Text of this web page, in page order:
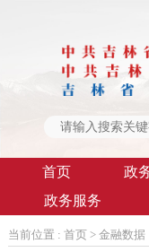
首页 政
政务服务
当前位置 : 首页 > 金融数据